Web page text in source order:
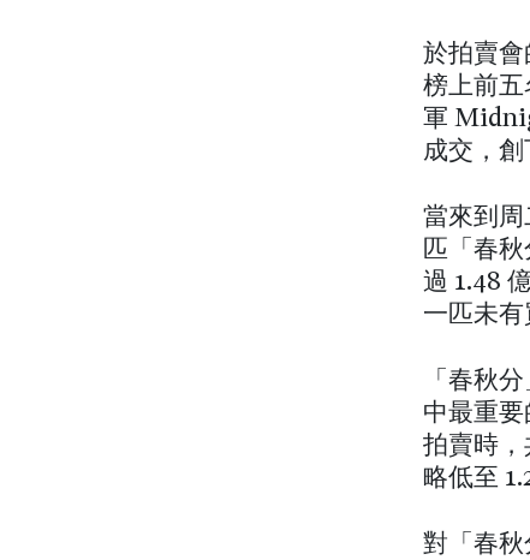
於拍賣會
榜上前
軍
成交，創
當來到周
匹「春
過 1.48
一匹未有
「春秋
中最重
拍賣時，
略低至
對「春